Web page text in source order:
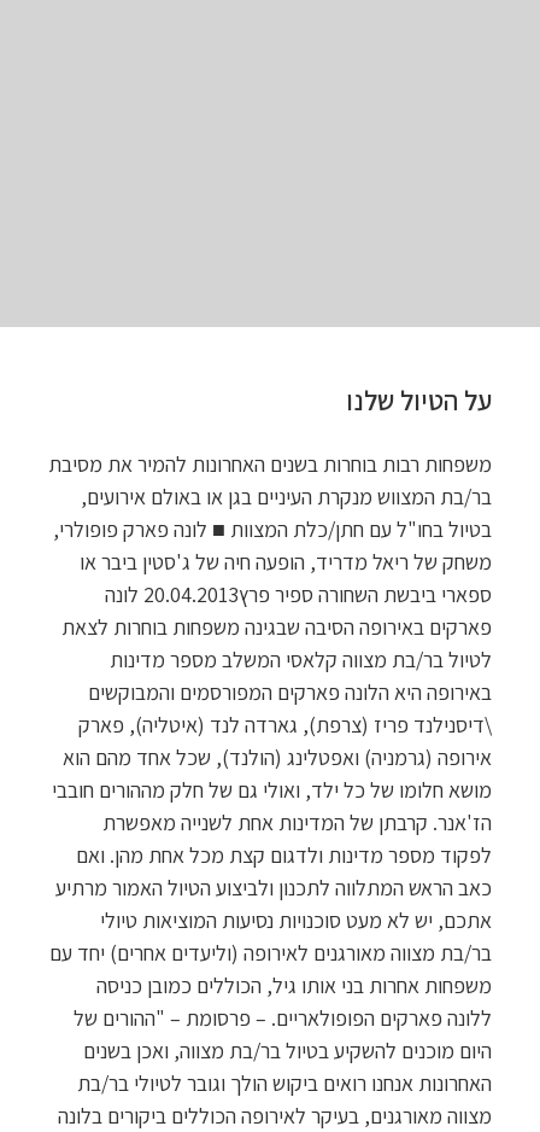
על הטיול שלנו
משפחות רבות בוחרות בשנים האחרונות להמיר את מסיבת
בר/בת המצווש מנקרת העיניים בגן או באולם אירועים,
בטיול בחו"ל עם חתן/כלת המצוות ■ לונה פארק פופולרי,
משחק של ריאל מדריד, הופעה חיה של ג'סטין ביבר או
ספארי ביבשת השחורה ספיר פרץ20.04.2013 לונה
פארקים באירופה הסיבה שבגינה משפחות בוחרות לצאת
לטיול בר/בת מצווה קלאסי המשלב מספר מדינות
באירופה היא הלונה פארקים המפורסמים והמבוקשים
\דיסנילנד פריז (צרפת), גארדה לנד (איטליה), פארק
אירופה (גרמניה) ואפטלינג (הולנד), שכל אחד מהם הוא
מושא חלומו של כל ילד, ואולי גם של חלק מההורים חובבי
הז'אנר. קרבתן של המדינות אחת לשנייה מאפשרת
לפקוד מספר מדינות ולדגום קצת מכל אחת מהן. ואם
כאב הראש המתלווה לתכנון ולביצוע הטיול האמור מרתיע
אתכם, יש לא מעט סוכנויות נסיעות המוציאות טיולי
בר/בת מצווה מאורגנים לאירופה (וליעדים אחרים) יחד עם
משפחות אחרות בני אותו גיל, הכוללים כמובן כניסה
ללונה פארקים הפופולאריים. – פרסומת – "ההורים של
היום מוכנים להשקיע בטיול בר/בת מצווה, ואכן בשנים
האחרונות אנחנו רואים ביקוש הולך וגובר לטיולי בר/בת
מצווה מאורגנים, בעיקר לאירופה הכוללים ביקורים בלונה